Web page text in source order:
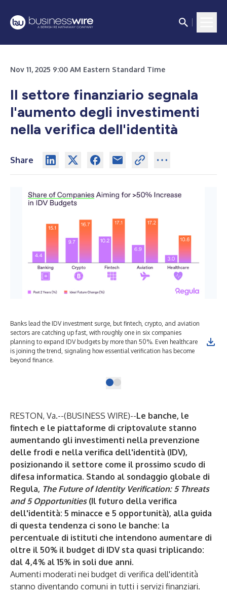
Nov 11, 2025 9:00 AM Eastern Standard Time
Il settore finanziario segnala
l'aumento degli investimenti
nella verifica dell'identità
Share
Banks lead the IDV investment surge, but fintech, crypto, and aviation
sectors are catching up fast, with roughly one in six companies
planning to expand IDV budgets by more than 50%. Even healthcare
is joining the trend, signaling how essential verification has become
beyond finance.
RESTON, Va.--(BUSINESS WIRE)--Le banche, le
fintech e le piattaforme di criptovalute stanno
aumentando gli investimenti nella prevenzione
delle frodi e nella verifica dell'identità (IDV),
posizionando il settore come il prossimo scudo di
difesa informatica. Stando al sondaggio globale di
Regula, The Future of Identity Verification: 5 Threats
and 5 Opportunities (Il futuro della verifica
dell'identità: 5 minacce e 5 opportunità), alla guida
di questa tendenza ci sono le banche: la
percentuale di istituti che intendono aumentare di
oltre il 50% il budget di IDV sta quasi triplicando:
dal 4,4% al 15% in soli due anni.
Aumenti moderati nei budget di verifica dell'identità
stanno diventando comuni in tutti i servizi finanziari.